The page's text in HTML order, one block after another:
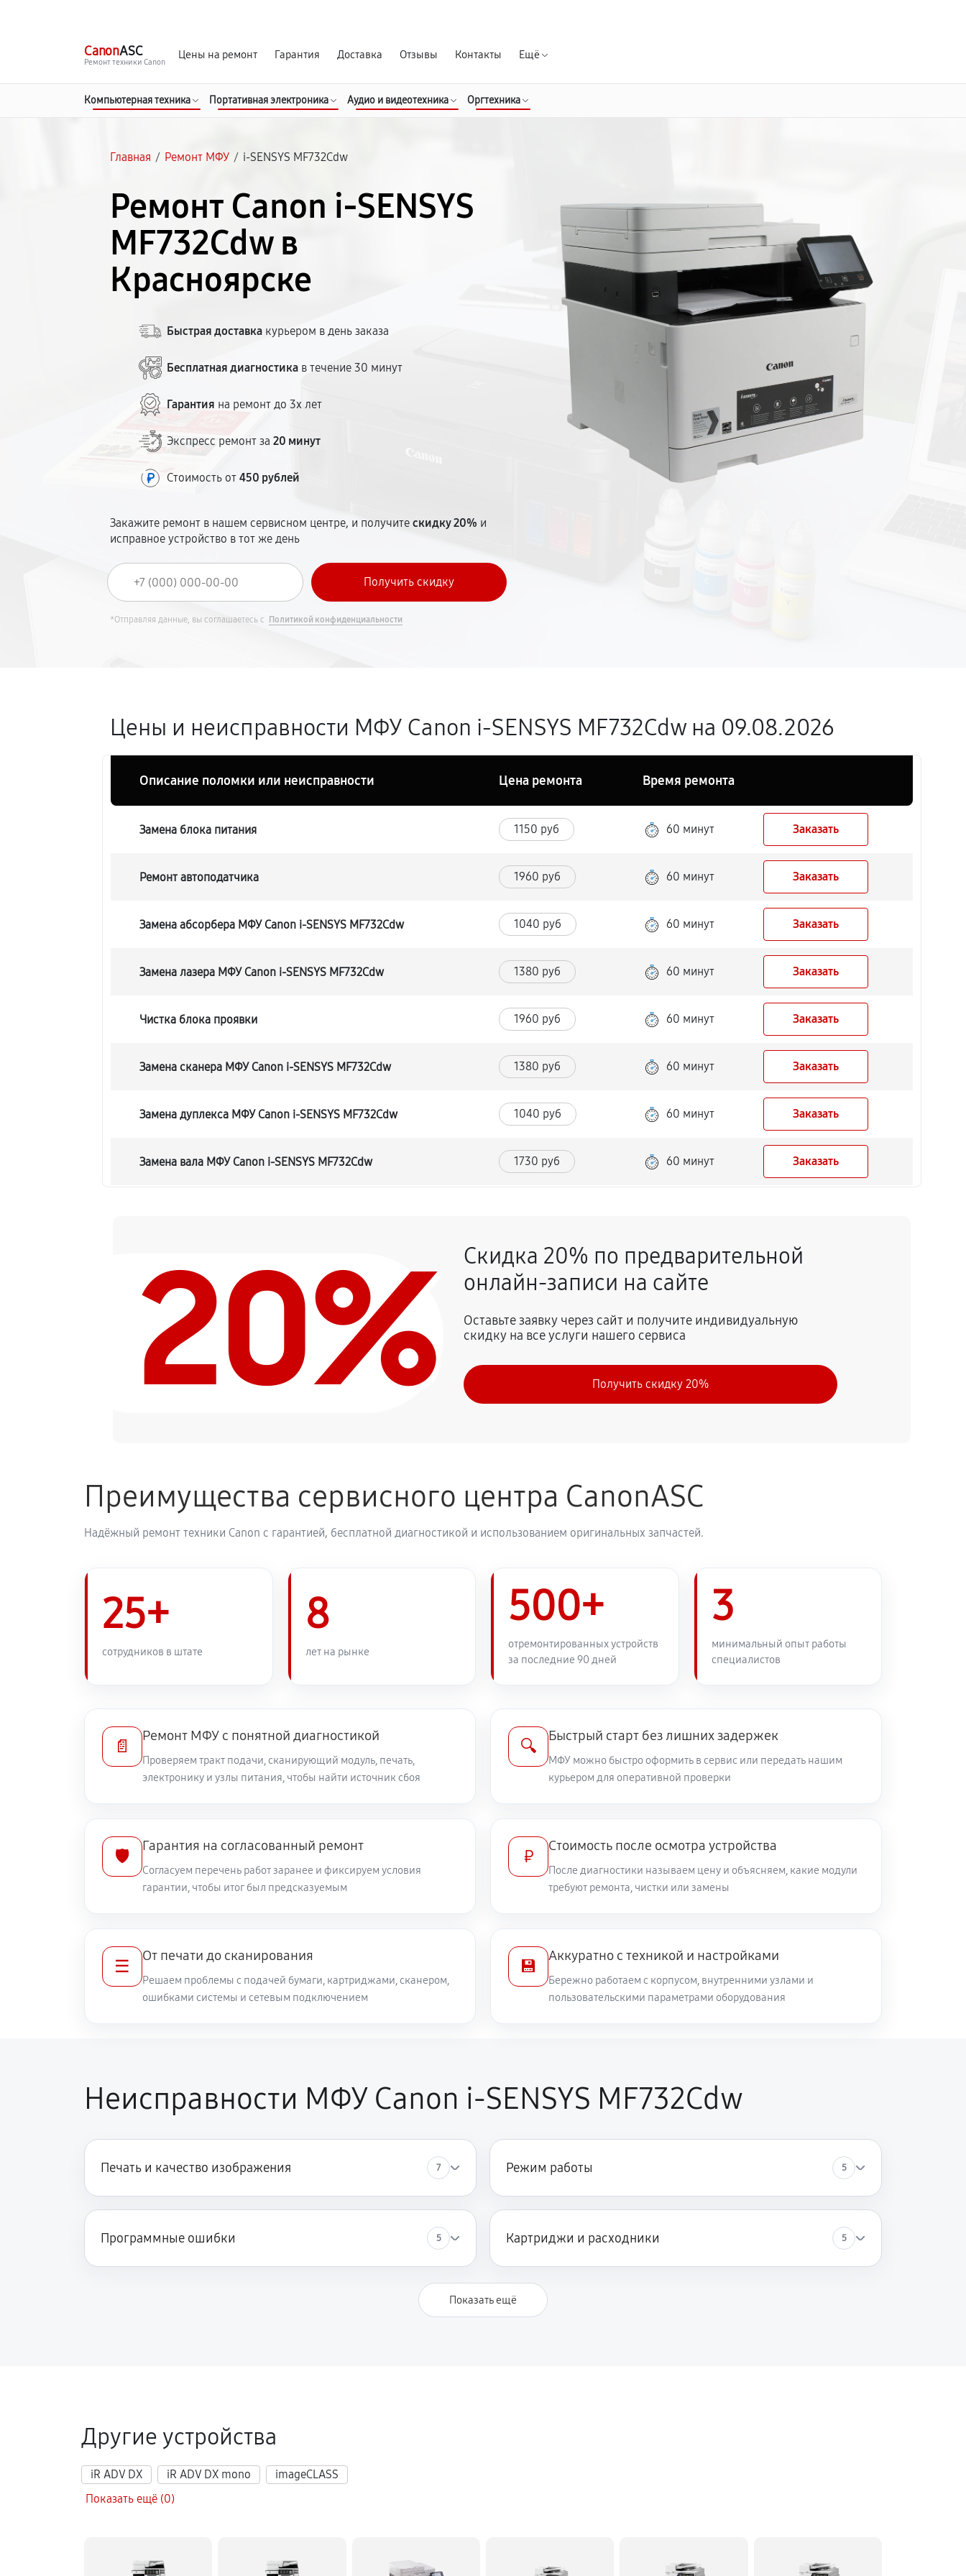
CanonASC
Ремонт техники Canon
Цены на ремонт Гарантия Доставка Отзывы Контакты Ещё
Компьютерная техника Портативная электроника Аудио и видеотехника Оргтехника
Главная / Ремонт МФУ / i-SENSYS MF732Cdw
Ремонт Canon i-SENSYS
MF732Cdw в
Красноярске
Быстрая доставка курьером в день заказа
Бесплатная диагностика в течение 30 минут
Гарантия на ремонт до 3х лет
Экспресс ремонт за20 минут
Стоимость от450 рублей
Закажите ремонт в нашем сервисном центре, и получитескидку 20% и
исправное устройство в тот же день
*Отправляя данные, вы соглашаетесь с Политикой конфиденциальности
Цены и неисправности МФУ Canon i-SENSYS MF732Cdw на 09.08.2026
Описание поломки или неисправности Цена ремонта Время ремонта
Замена блока питания 1150 руб 60 минут Заказать
Ремонт автоподатчика 1960 руб 60 минут Заказать
Замена абсорбера МФУ Canon i-SENSYS MF732Cdw 1040 руб 60 минут Заказать
Замена лазера МФУ Canon i-SENSYS MF732Cdw 1380 руб 60 минут Заказать
Чистка блока проявки 1960 руб 60 минут Заказать
Замена сканера МФУ Canon i-SENSYS MF732Cdw 1380 руб 60 минут Заказать
Замена дуплекса МФУ Canon i-SENSYS MF732Cdw 1040 руб 60 минут Заказать
Замена вала МФУ Canon i-SENSYS MF732Cdw 1730 руб 60 минут Заказать
2070 руб 60 минут Заказать
Замена каретки МФУ Canon i-SENSYS MF732Cdw
Замена печатной головки
Заказать
20%
Скидка 20% по предварительной
онлайн-записи на сайте
Оставьте заявку через сайт и получите индивидуальную
скидку на все услуги нашего сервиса
Получить скидку 20%
Преимущества сервисного центра CanonASC
Надёжный ремонт техники Canon с гарантией, бесплатной диагностикой и использованием оригинальных запчастей.
25+
сотрудников в штате
8
лет на рынке
500+
отремонтированных устройств
за последние 90 дней
3
минимальный опыт работы
специалистов
📄
Ремонт МФУ с понятной диагностикой
Проверяем тракт подачи, сканирующий модуль, печать,
электронику и узлы питания, чтобы найти источник сбоя
🔍
Быстрый старт без лишних задержек
МФУ можно быстро оформить в сервис или передать нашим
курьером для оперативной проверки
🛡️
Гарантия на согласованный ремонт
Согласуем перечень работ заранее и фиксируем условия
гарантии, чтобы итог был предсказуемым
₽
Стоимость после осмотра устройства
После диагностики называем цену и объясняем, какие модули
требуют ремонта, чистки или замены
☰
От печати до сканирования
Решаем проблемы с подачей бумаги, картриджами, сканером,
ошибками системы и сетевым подключением
💾
Аккуратно с техникой и настройками
Бережно работаем с корпусом, внутренними узлами и
пользовательскими параметрами оборудования
Неисправности МФУ Canon i-SENSYS MF732Cdw
Печать и качество изображения 7 Режим работы 5
Программные ошибки 5 Картриджи и расходники 5
Показать ещё
Другие устройства
iR ADV DX iR ADV DX mono
imageCLASS
Показать ещё (0)